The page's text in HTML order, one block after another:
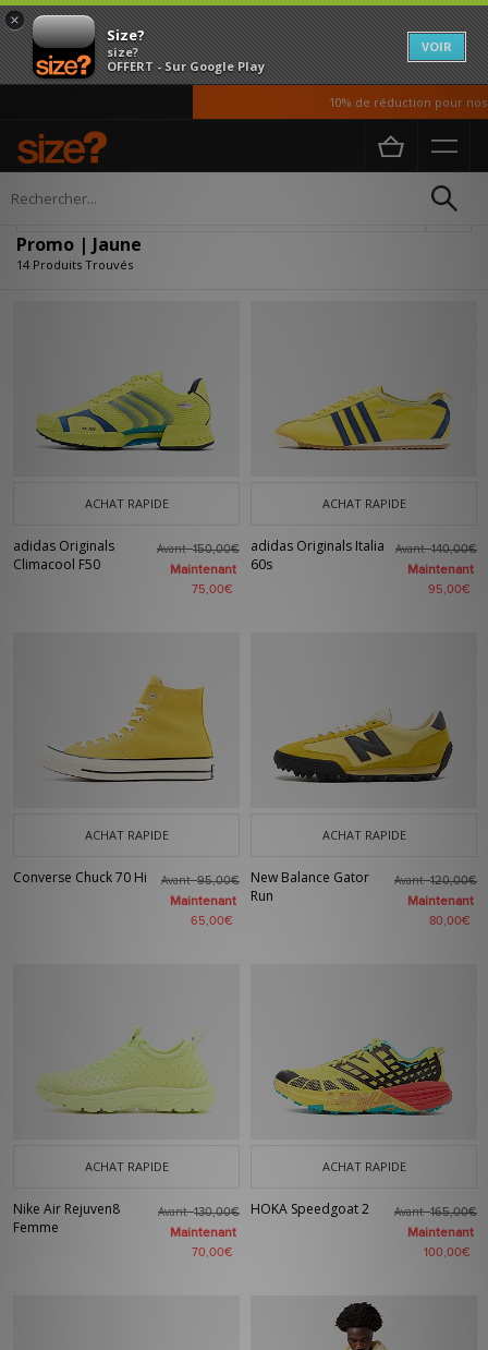
×
Size?
size?
OFFERT - Sur Google Play
VOIR
10% de réduction pour nos
Accueil Promo | Jaune
Promo | Jaune
14 Produits Trouvés
ACHAT RAPIDE
adidas Originals
Climacool F50
Avant150,00€
Maintenant
75,00€
ACHAT RAPIDE
adidas Originals Italia
60s
Avant140,00€
Maintenant
95,00€
ACHAT RAPIDE
Converse Chuck 70 Hi Avant95,00€
Maintenant
65,00€
ACHAT RAPIDE
New Balance Gator
Run
Avant120,00€
Maintenant
80,00€
ACHAT RAPIDE
Nike Air Rejuven8
Femme
Avant130,00€
Maintenant
70,00€
ACHAT RAPIDE
HOKA Speedgoat 2 Avant165,00€
Maintenant
100,00€